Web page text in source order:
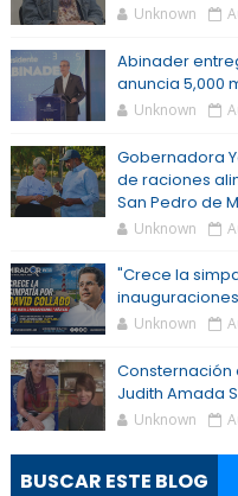
Unknown
Abinader
anuncia 5,000
Unknown
Gobernadora
de raciones
San Pedro de
Unknown
"Crece la
Unknown
Consternación
Judith Amada
Unknown
BUSCAR ESTE BLOG